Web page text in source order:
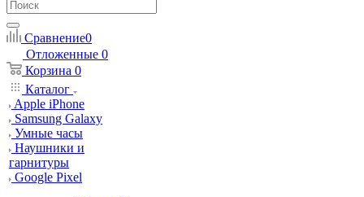
Сравнение0
Отложенные 0
Корзина 0
Каталог
Apple iPhone
Samsung Galaxy
Умные часы
Наушники и
гарнитуры
Google Pixel